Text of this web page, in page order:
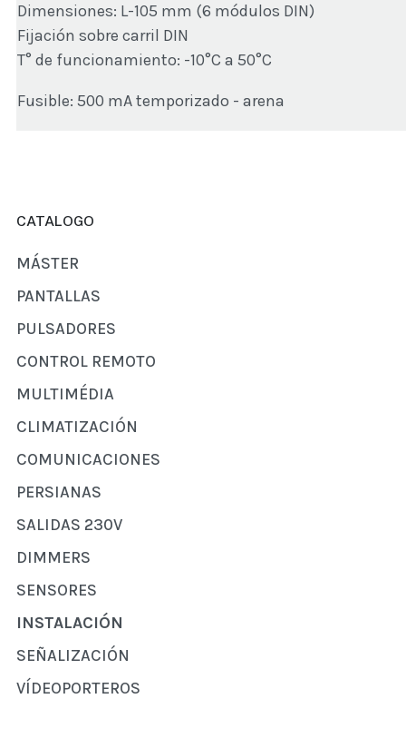
Dimensiones: L-105 mm (6 módulos DIN)
Fijación sobre carril DIN
T° de funcionamiento: -10°C a 50°C
Fusible: 500 mA temporizado - arena
CATALOGO
MÁSTER
PANTALLAS
PULSADORES
CONTROL REMOTO
MULTIMÉDIA
CLIMATIZACIÓN
COMUNICACIONES
PERSIANAS
SALIDAS 230V
DIMMERS
SENSORES
INSTALACIÓN
SEÑALIZACIÓN
VÍDEOPORTEROS